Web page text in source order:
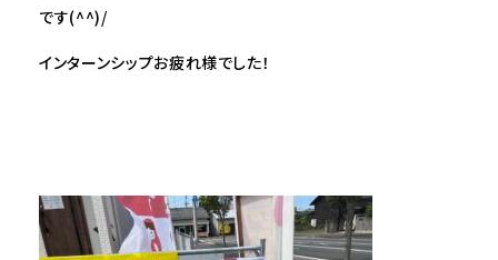
です(^^)/
インターンシップお疲れ様でした！